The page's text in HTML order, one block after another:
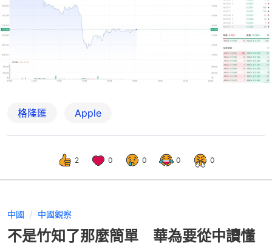
格隆匯 Apple
2 0 0 0 0
中國 中國觀察
不是竹知了那麼簡單 華為要從中讀懂